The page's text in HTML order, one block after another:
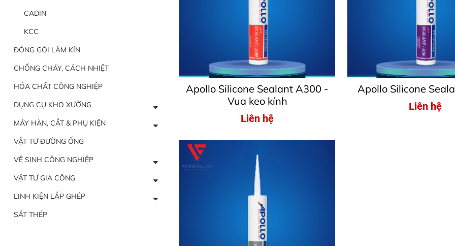
CADIN
KCC
ĐÓNG GÓI LÀM KÍN
CHỐNG CHÁY, CÁCH NHIỆT
HÓA CHẤT CÔNG NGHIỆP
DỤNG CỤ KHO XƯỞNG
MÁY HÀN, CẮT & PHỤ KIỆN
VẬT TƯ ĐƯỜNG ỐNG
VỆ SINH CÔNG NGHIỆP
VẬT TƯ GIA CÔNG
LINH KIỆN LẮP GHÉP
SẮT THÉP
Apollo Silicone Sealant A300 -
Vua keo kính
Liên hệ
Apollo Silicone
Liên hệ